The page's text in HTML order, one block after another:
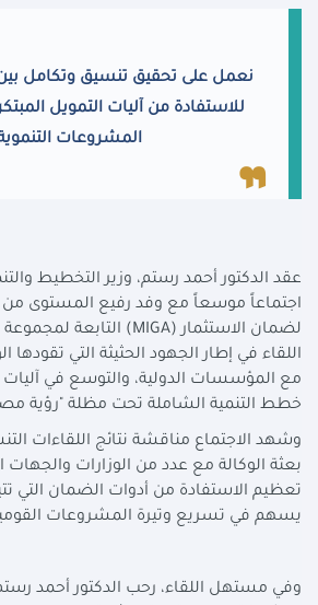
نعمل على تحقيق تنسيق وتكامل
للاستفادة من آليات التمويل
المشروعات
عقد الدكتور أحمد رستم، وزير التخطيط
اجتماعاً موسعاً مع وفد رفيع المستوى من
لضمان الاستثمار (MIGA) التابعة لمجموعة
اللقاء في إطار الجهود الحثيثة التي تقودها
مع المؤسسات الدولية، والتوسع في آليات
خطط التنمية الشاملة تحت مظلة "رؤية مصر
وشهد الاجتماع مناقشة نتائج اللقاءات
بعثة الوكالة مع عدد من الوزارات
تعظيم الاستفادة من أدوات الضمان التي
يسهم في تسريع وتيرة المشروعات
وفي مستهل اللقاء، رحب الدكتور أحمد